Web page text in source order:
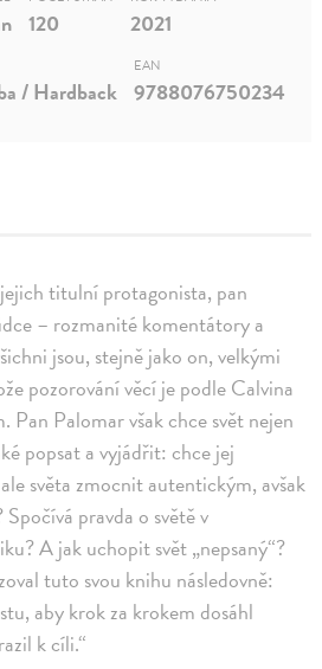
titulní protagonista, pan
– rozmanité komentátory a
jsou, stejně jako on, velkými
pozorování věcí je podle Calvina
Pan Palomar však chce svět nejen
popsat a vyjádřit: chce jej
světa zmocnit autentickým, avšak
pravda o světě v
A jak uchopit svět „nepsaný“?
tuto svou knihu následovně:
aby krok za krokem dosáhl
k cíli.“
120 2021
/ Hardback
EAN
9788076750234